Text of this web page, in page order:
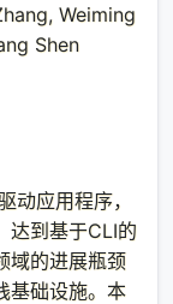
Weiming
Shen
动应用程序，
达到基于CLI的
域的进展瓶颈
基础设施。本